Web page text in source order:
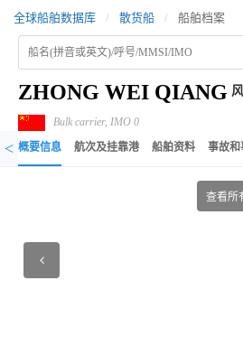
全球船舶数据库 / 散货船 / 船舶档案
ZHONG WEI QIANG
Bulk carrier, IMO 0
< 概要信息 航次及挂靠港 船舶资料 事故和
查看所